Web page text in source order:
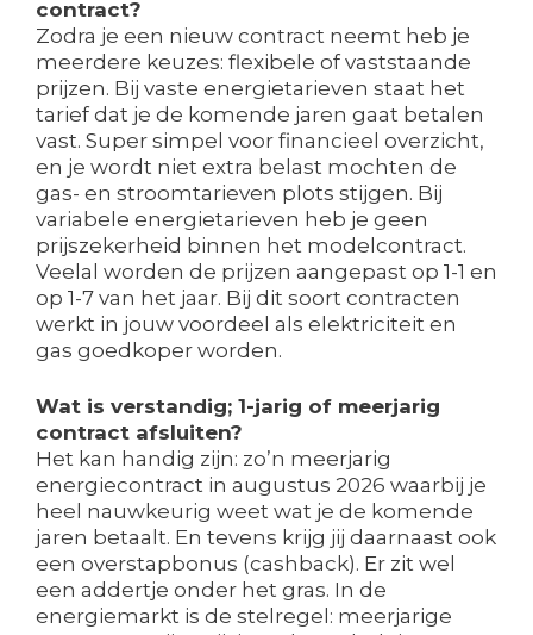
contract?
Zodra je een nieuw contract neemt heb je
meerdere keuzes: flexibele of vaststaande
prijzen. Bij vaste energietarieven staat het
tarief dat je de komende jaren gaat betalen
vast. Super simpel voor financieel overzicht,
en je wordt niet extra belast mochten de
gas- en stroomtarieven plots stijgen. Bij
variabele energietarieven heb je geen
prijszekerheid binnen het modelcontract.
Veelal worden de prijzen aangepast op 1-1 en
op 1-7 van het jaar. Bij dit soort contracten
werkt in jouw voordeel als elektriciteit en
gas goedkoper worden.
Wat is verstandig; 1-jarig of meerjarig
contract afsluiten?
Het kan handig zijn: zo’n meerjarig
energiecontract in augustus 2026 waarbij je
heel nauwkeurig weet wat je de komende
jaren betaalt. En tevens krijg jij daarnaast ook
een overstapbonus (cashback). Er zit wel
een addertje onder het gras. In de
energiemarkt is de stelregel: meerjarige